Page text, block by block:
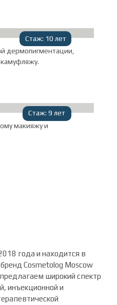
Стаж: 10 лет
дермопигментации,
Стаж: 9 лет
макияжу и
года и находится в
Cosmetolog Moscow
широкий спектр
инъекционной и